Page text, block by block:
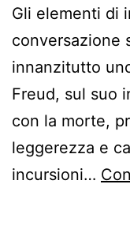
Gli elementi di
conversazione
innanzitutto
Freud, sul suo
con la morte,
leggerezza e
incursioni…